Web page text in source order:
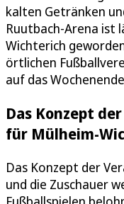
kalten Getränken
Ruutbach-Arena ist
Wichterich
örtlichen
auf das
Das Konzept
für Mülheim-
Das Konzept der
und die Zuschauer